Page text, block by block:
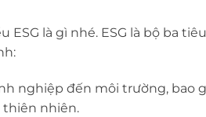
là gì nhé. ESG là bộ ba
nghiệp đến môi trường, bao
thiên nhiên.